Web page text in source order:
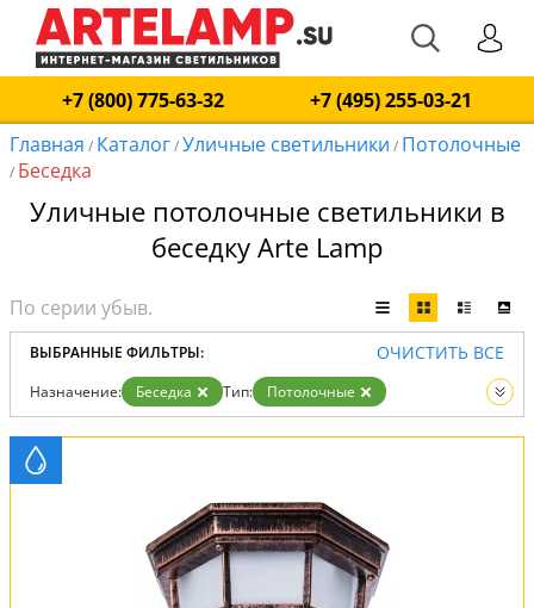
+7 (800) 775-63-32
+7 (495) 255-03-21
Главная / Каталог/Уличные светильники / Потолочные
/ Беседка
Уличные потолочные светильники в
беседку Arte Lamp
ВЫБРАННЫЕ ФИЛЬТРЫ: ОЧИСТИТЬ ВСЕ
Назначение: Беседка Тип:
Потолочные
Вид:
Уличные светильники